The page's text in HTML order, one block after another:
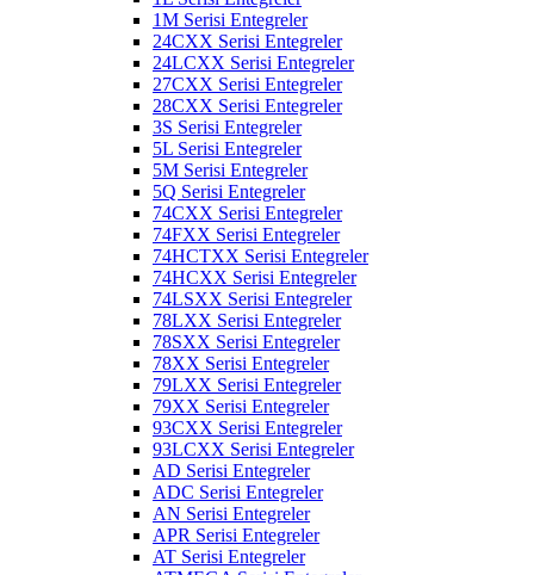
1M Serisi Entegreler
24CXX Serisi Entegreler
24LCXX Serisi Entegreler
27CXX Serisi Entegreler
28CXX Serisi Entegreler
3S Serisi Entegreler
5L Serisi Entegreler
5M Serisi Entegreler
5Q Serisi Entegreler
74CXX Serisi Entegreler
74FXX Serisi Entegreler
74HCTXX Serisi Entegreler
74HCXX Serisi Entegreler
74LSXX Serisi Entegreler
78LXX Serisi Entegreler
78SXX Serisi Entegreler
78XX Serisi Entegreler
79LXX Serisi Entegreler
79XX Serisi Entegreler
93CXX Serisi Entegreler
93LCXX Serisi Entegreler
AD Serisi Entegreler
ADC Serisi Entegreler
AN Serisi Entegreler
APR Serisi Entegreler
AT Serisi Entegreler